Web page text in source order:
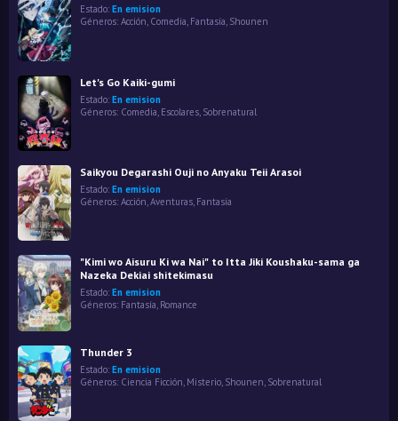
Estado: En emision
Géneros: Acción, Comedia, Fantasía, Shounen
Let's Go Kaiki-gumi
Estado: En emision
Géneros: Comedia Escolares Sobrenatural
Saikyou Degarashi Ouji no Anyaku Teii Arasoi
Estado: En emision
Géneros: Acción,Aventuras, Fantasía
"Kimi wo Aisuru Ki wa Nai" to Itta Jiki Koushaku-sama ga
Nazeka Dekiai shitekimasu
Estado: En emision
Géneros: Fantasía, Romance
Thunder 3
Estado: En emision
Géneros: Ciencia Ficción Misterio Shounen Sobrenatural